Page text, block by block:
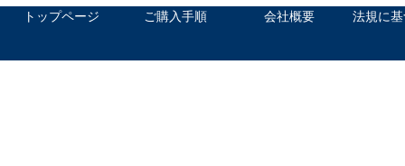
トップページ ご購入手順 会社概要 法規に